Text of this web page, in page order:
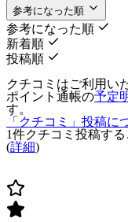
参考になった順
参考になった順
新着順
投稿順
クチコミはご利用い
ポイント通帳の予定
す。
「クチコミ」投稿に
1件クチコミ投稿する
(詳細)